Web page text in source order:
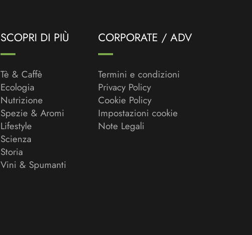
SCOPRI DI PIÙ
Tè & Caffè
Ecologia
Nutrizione
Spezie & Aromi
Lifestyle
Scienza
Storia
Vini & Spumanti
CORPORATE / ADV
Termini e condizioni
Privacy Policy
Cookie Policy
Impostazioni cookie
Note Legali